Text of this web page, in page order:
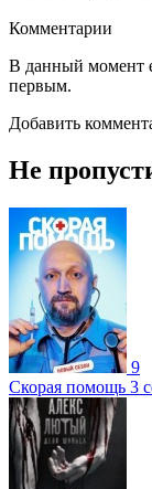
Комментарии
В данный момент
первым.
Добавить
Не
9
Скорая помощь 3